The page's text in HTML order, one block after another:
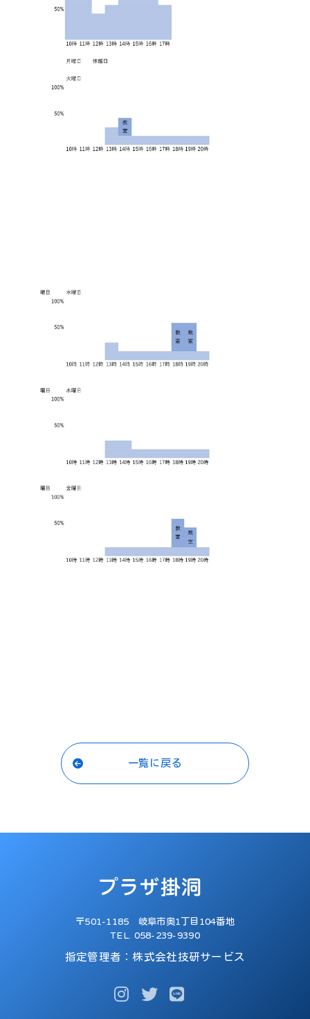
一覧に戻る
〒501-1185 岐阜市奥1丁目104番地
TEL. 058-239-9390
指定管理者：株式会社技研サービス